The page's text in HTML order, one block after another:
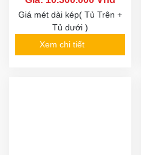
Giá mét dài kép( Tủ Trên +
Tủ dưới )
Xem chi tiết